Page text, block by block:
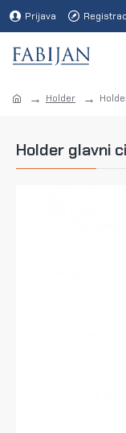
Prijava
Holder
Holder glavni